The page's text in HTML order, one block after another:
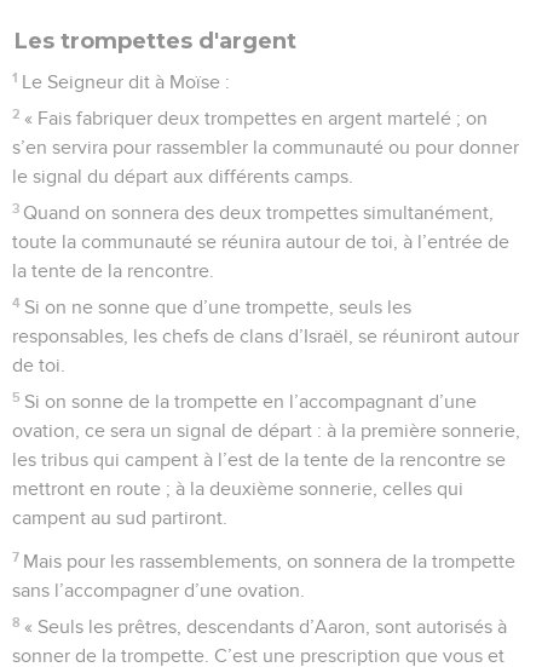
Les trompettes d'argent
1 Le Seigneur dit à Moïse :
2 « Fais fabriquer deux trompettes en argent martelé ; on
s’en servira pour rassembler la communauté ou pour donner
le signal du départ aux différents camps.
3 Quand on sonnera des deux trompettes simultanément,
toute la communauté se réunira autour de toi, à l’entrée de
la tente de la rencontre.
4 Si on ne sonne que d’une trompette, seuls les
responsables, les chefs de clans d’Israël, se réuniront autour
de toi.
5 Si on sonne de la trompette en l’accompagnant d’une
ovation, ce sera un signal de départ : à la première sonnerie,
les tribus qui campent à l’est de la tente de la rencontre se
mettront en route ; à la deuxième sonnerie, celles qui
campent au sud partiront.
7 Mais pour les rassemblements, on sonnera de la trompette
sans l’accompagner d’une ovation.
8 « Seuls les prêtres, descendants d’Aaron, sont autorisés à
sonner de la trompette. C’est une prescription que vous et